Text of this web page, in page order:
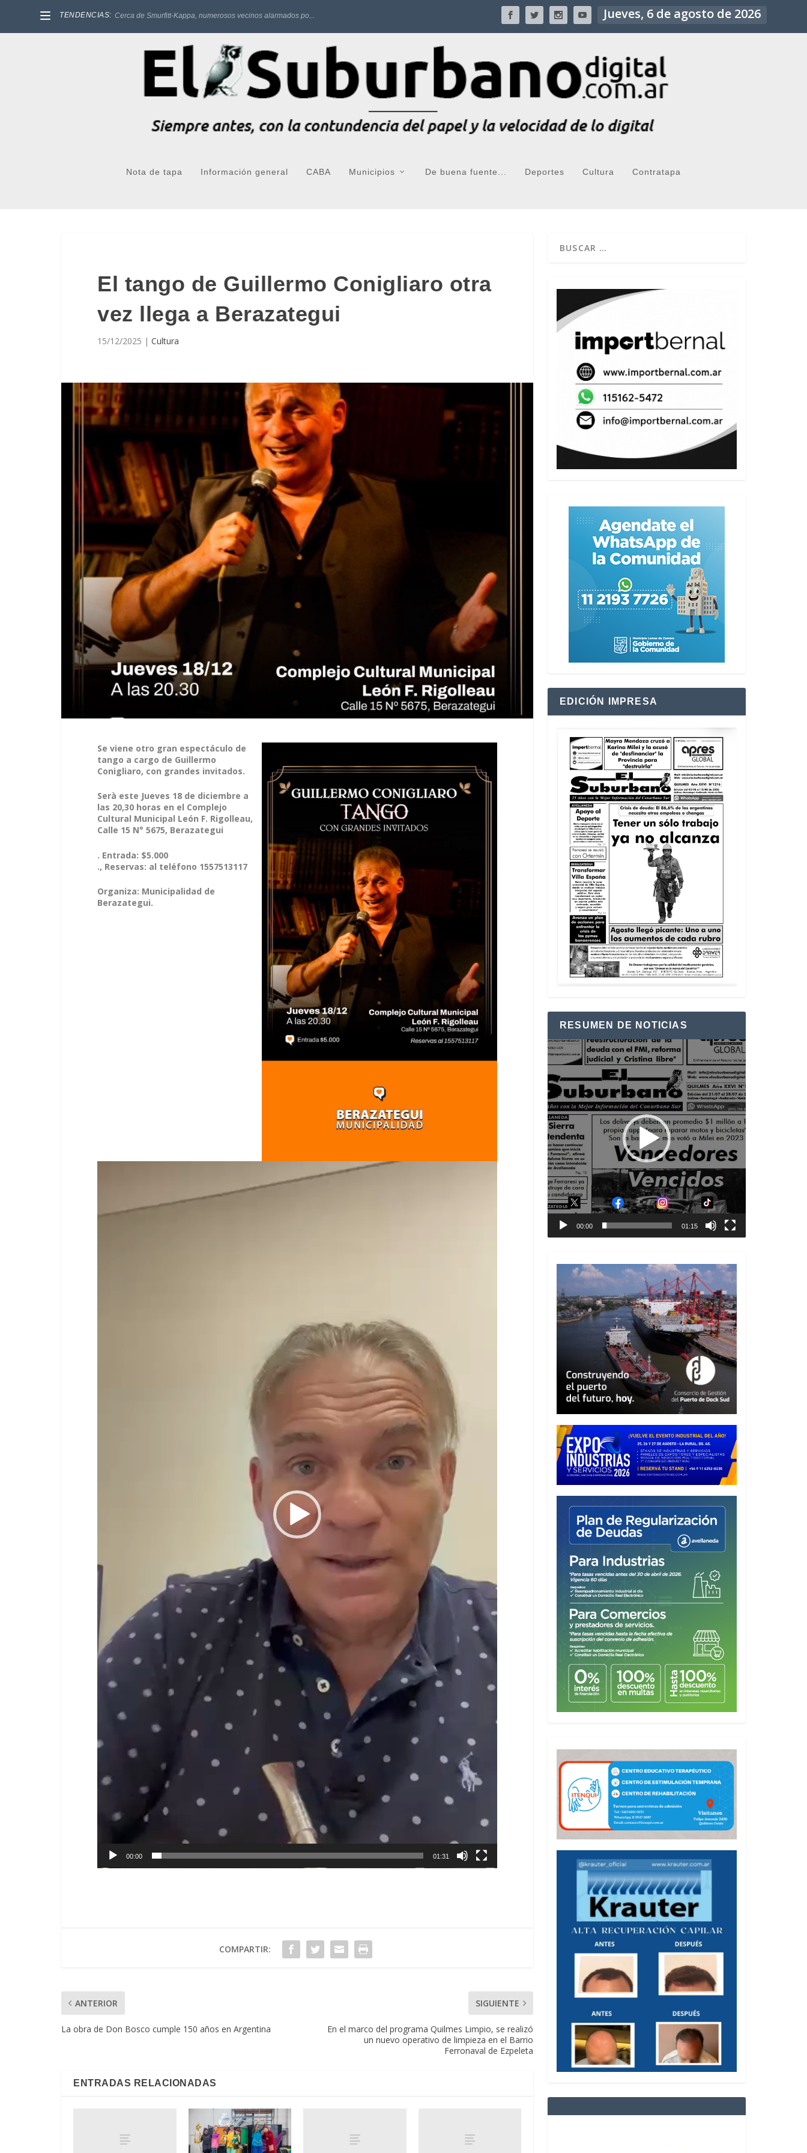
TENDENCIAS: Cerca de Smurfitt-Kappa, numerosos vecinos alarmados po... Jueves, 6 de agosto de 2026
Nota de tapa Información general CABA Municipios De buena fuente... Deportes Cultura Contratapa
El tango de Guillermo Conigliaro otra
vez llega a Berazategui
15/12/2025 | Cultura
Se viene otro gran espectáculo de
tango a cargo de Guillermo
Conigliaro, con grandes invitados.
Serà este Jueves 18 de diciembre a
las 20,30 horas en el Complejo
Cultural Municipal León F. Rigolleau,
Calle 15 N° 5675, Berazategui
. Entrada: $5.000
., Reservas: al teléfono 1557513117
Organiza: Municipalidad de
Berazategui.
00:00 01:31
COMPARTIR:
ANTERIOR
La obra de Don Bosco cumple 150 años en Argentina
SIGUIENTE
En el marco del programa Quilmes Limpio, se realizó
un nuevo operativo de limpieza en el Barrio
Ferronaval de Ezpeleta
ENTRADAS RELACIONADAS
EDICIÓN IMPRESA
RESUMEN DE NOTICIAS
Reproductor
de
vídeo
00:00 01:15